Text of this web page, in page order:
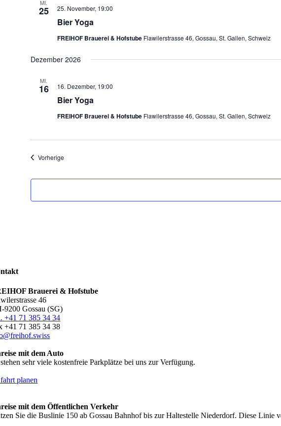
MI.
25
Bier Yoga
25. November, 19:00
FREIHOF Brauerei & Hofstube Flawilerstrasse 46, Gossau, St. Gallen, Schweiz
Dezember 2026
MI.
16
Bier Yoga
16. Dezember, 19:00
FREIHOF Brauerei & Hofstube Flawilerstrasse 46, Gossau, St. Gallen, Schweiz
VorherigeVeranstaltungen
Brauerei & Hofstube
46
9200 Gossau (SG)
+41 71 385 34 34
+41 71 385 34 38
mit dem Auto
sehr viele kostenfreie Parkplätze bei uns zur Verfügung.
planen
mit dem Öffentlichen Verkehr
Sie die Buslinie 150 ab Gossau Bahnhof bis zur Haltestelle Niederdorf. Diese Linie